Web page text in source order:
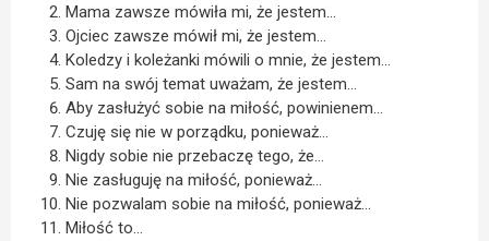
Mama zawsze mówiła mi, że jestem…
Ojciec zawsze mówił mi, że jestem…
Koledzy i koleżanki mówili o mnie, że jestem…
Sam na swój temat uważam, że jestem…
Aby zasłużyć sobie na miłość, powinienem…
Czuję się nie w porządku, ponieważ…
Nigdy sobie nie przebaczę tego, że…
Nie zasługuję na miłość, ponieważ…
Nie pozwalam sobie na miłość, ponieważ…
Miłość to…